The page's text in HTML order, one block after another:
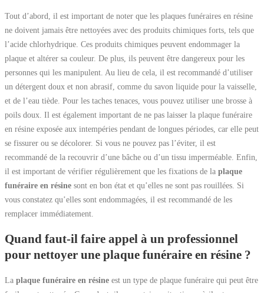
Tout d’abord, il est important de noter que les plaques funéraires en résine
ne doivent jamais être nettoyées avec des produits chimiques forts, tels que
l’acide chlorhydrique. Ces produits chimiques peuvent endommager la
plaque et altérer sa couleur. De plus, ils peuvent être dangereux pour les
personnes qui les manipulent. Au lieu de cela, il est recommandé d’utiliser
un détergent doux et non abrasif, comme du savon liquide pour la vaisselle,
et de l’eau tiède. Pour les taches tenaces, vous pouvez utiliser une brosse à
poils doux. Il est également important de ne pas laisser la plaque funéraire
en résine exposée aux intempéries pendant de longues périodes, car elle peut
se fissurer ou se décolorer. Si vous ne pouvez pas l’éviter, il est
recommandé de la recouvrir d’une bâche ou d’un tissu imperméable. Enfin,
il est important de vérifier régulièrement que les fixations de la plaque
funéraire en résine sont en bon état et qu’elles ne sont pas rouillées. Si
vous constatez qu’elles sont endommagées, il est recommandé de les
remplacer immédiatement.
Quand faut-il faire appel à un professionnel
pour nettoyer une plaque funéraire en résine ?
La plaque funéraire en résine est un type de plaque funéraire qui peut être